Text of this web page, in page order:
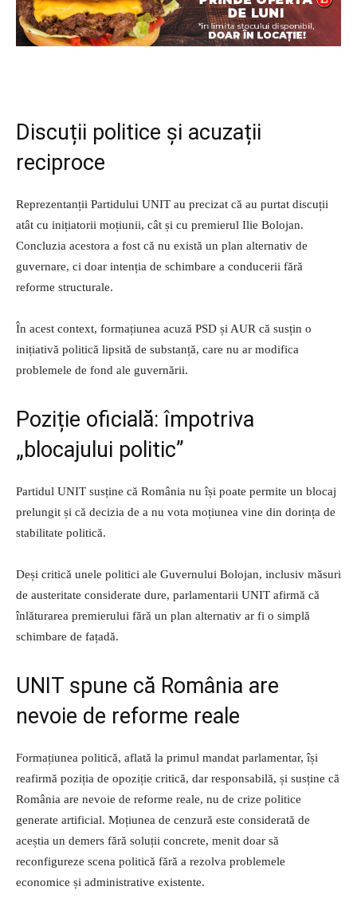
Discuții politice și acuzații
reciproce
Reprezentanții Partidului UNIT au precizat că au purtat discuții
atât cu inițiatorii moțiunii, cât și cu premierul Ilie Bolojan.
Concluzia acestora a fost că nu există un plan alternativ de
guvernare, ci doar intenția de schimbare a conducerii fără
reforme structurale.
În acest context, formațiunea acuză PSD și AUR că susțin o
inițiativă politică lipsită de substanță, care nu ar modifica
problemele de fond ale guvernării.
Poziție oficială: împotriva
„blocajului politic”
Partidul UNIT susține că România nu își poate permite un blocaj
prelungit și că decizia de a nu vota moțiunea vine din dorința de
stabilitate politică.
Deși critică unele politici ale Guvernului Bolojan, inclusiv măsuri
de austeritate considerate dure, parlamentarii UNIT afirmă că
înlăturarea premierului fără un plan alternativ ar fi o simplă
schimbare de fațadă.
UNIT spune că România are
nevoie de reforme reale
Formațiunea politică, aflată la primul mandat parlamentar, își
reafirmă poziția de opoziție critică, dar responsabilă, și susține că
România are nevoie de reforme reale, nu de crize politice
generate artificial. Moțiunea de cenzură este considerată de
aceștia un demers fără soluții concrete, menit doar să
reconfigureze scena politică fără a rezolva problemele
economice și administrative existente.